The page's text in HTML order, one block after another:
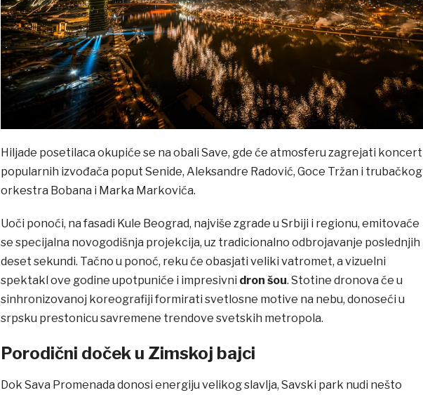
Hiljade posetilaca okupiće se na obali Save, gde će atmosferu zagrejati
popularnih izvođača poput Senide, Aleksandre Radović, Goce Tržan i trubačkog
orkestra Bobana i Marka Markovića.
Uoči ponoći, na fasadi Kule Beograd, najviše zgrade u Srbiji i regionu, emitovaće
se specijalna novogodišnja projekcija, uz tradicionalno odbrojavanje poslednjih
deset sekundi. Tačno u ponoć, reku će obasjati veliki vatromet, a vizuelni
spektakl ove godine upotpuniće i impresivni dron šou. Stotine dronova će u
sinhronizovanoj koreografiji formirati svetlosne motive na nebu, donoseći u
srpsku prestonicu savremene trendove svetskih metropola.
Porodični doček u Zimskoj bajci
Dok Sava Promenada donosi energiju velikog slavlja, Savski park nudi nešto